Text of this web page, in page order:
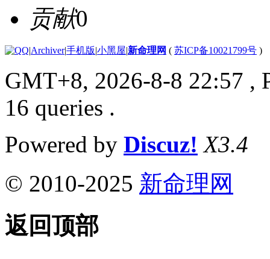
贡献0
|Archiver|手机版|小黑屋|新命理网 ( 苏ICP备10021799号 )
GMT+8, 2026-8-8 22:57 ,
16 queries .
Powered by Discuz! X3.4
© 2010-2025 新命理网
返回顶部